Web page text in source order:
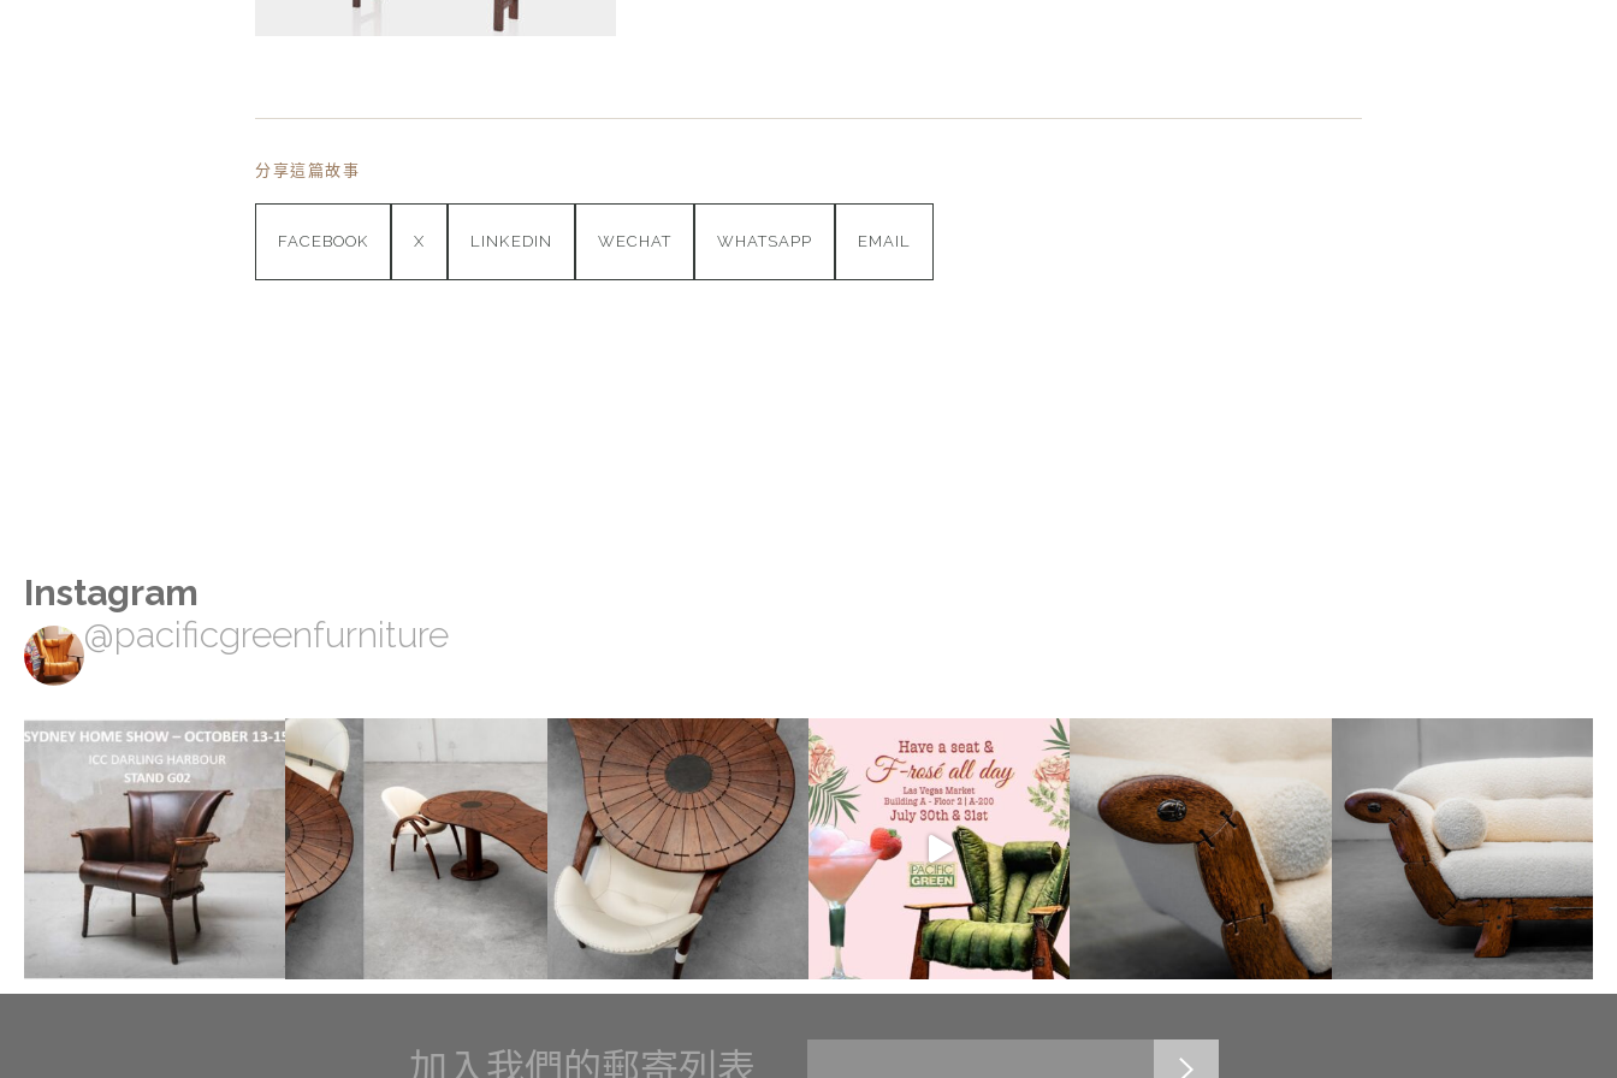
分享這篇故事
FACEBOOK X LINKEDIN WECHAT WHATSAPP EMAIL
Instagram
@pacificgreenfurniture
加入我們的郵寄列表